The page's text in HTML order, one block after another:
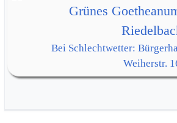
Grünes
Bei Schlechtwetter:
Weiherstr.